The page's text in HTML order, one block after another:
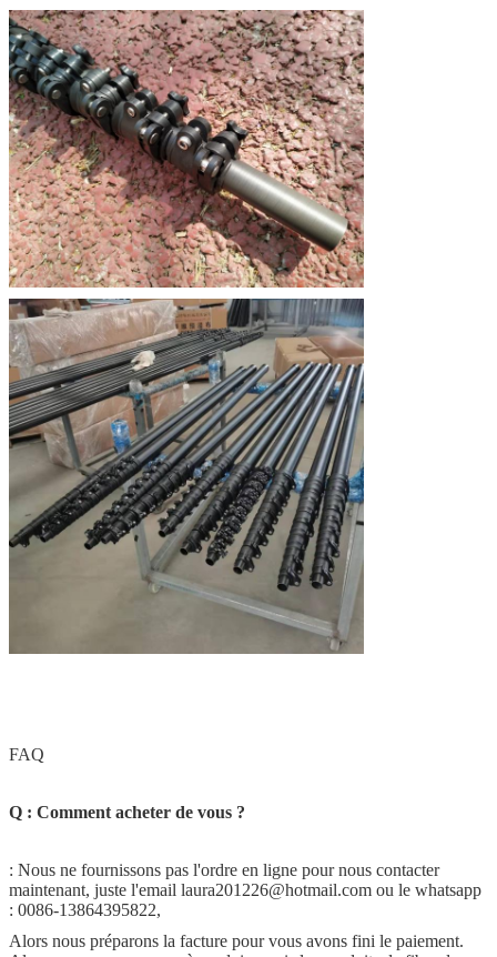
FAQ
Q : Comment acheter de vous ?
: Nous ne fournissons pas l'ordre en ligne pour nous contacter
maintenant, juste l'email laura201226@hotmail.com ou le whatsapp
: 0086-13864395822,
Alors nous préparons la facture pour vous avons fini le paiement.